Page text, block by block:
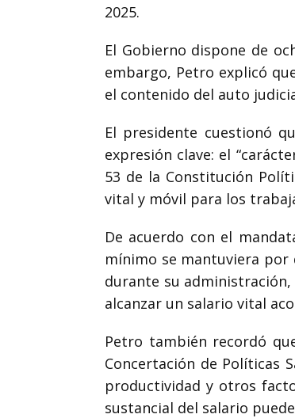
2025.
El Gobierno dispone de
embargo, Petro explicó
el contenido del auto
El presidente cuestionó
expresión clave: el
53 de la Constitución
vital y móvil para los
De acuerdo con el
mínimo se mantuviera por
durante su
alcanzar un salario vital
Petro también recordó
Concertación de Políticas
productividad y otros
sustancial del salario